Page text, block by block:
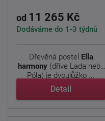
od 11 265 Kč
Dodáváme do 1-3 týdnů
Dřevěná postel Ella
harmony (dříve Lada nebo
Póla) je dvoulůžko ...
Detail